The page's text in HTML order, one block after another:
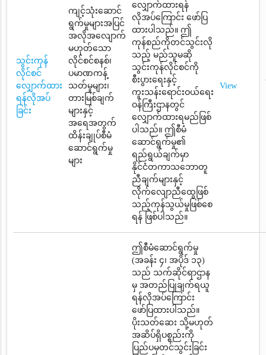
သွင်းကုန်
လိုင်စင်
လျှောက်ထား
ရန်လိုအပ်
ခြင်း
ကျင့်သုံးဆောင်
ရွက်မှုများအပြင်
အလိုအလျောက်
မဟုတ်သော
လိုင်စင်စနစ်၊
ပမာဏကန့်
သတ်မှုများ၊
တားမြစ်ချက်
များနှင့်
အရေအတွက်
ထိန်းချုပ်စီမံ
ဆောင်ရွက်မှု
များ
လျှောက်ထားရန်
လိုအပ်ကြောင်း ဖော်ပြ
ထားပါသည်။ ဤ
ကုန်စည်ကိုတင်သွင်းလို
သည့် မည်သူမဆို
သွင်းကုန်လိုင်စင်ကို
စီးပွားရေးနှင့်
ကူးသန်းရောင်းဝယ်ရေး
ဝန်ကြီးဌာနတွင်
လျှောက်ထားရမည်ဖြစ်
ပါသည်။ ဤစီမံ
ဆောင်ရွက်မှု၏
ရည်ရွယ်ချက်မှာ
နိုင်ငံတကာသဘောတူ
ညီချက်များနှင့်
လိုက်လျောညီထွေဖြစ်
သည့်ကုန်သွယ်မှုဖြစ်စေ
ရန် ဖြစ်ပါသည်။
View
ဤစီမံဆောင်ရွက်မှု
(အခန်း ၄၊ အပိုဒ် ၁၃)
သည် သက်ဆိုင်ရာဌာန
မှ အတည်ပြုချက်ရယူ
ရန်လိုအပ်ကြောင်း
ဖော်ပြထားပါသည်။
ပိုးသတ်ဆေး သို့မဟုတ်
အဆိပ်ရှိပစ္စည်းကို
ပြည်ပမှတင်သွင်းခြင်း